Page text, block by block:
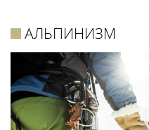
АЛЬПИНИЗМ